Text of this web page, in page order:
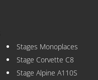
Stages Monoplaces
Stage Corvette C8
Stage Alpine A110S